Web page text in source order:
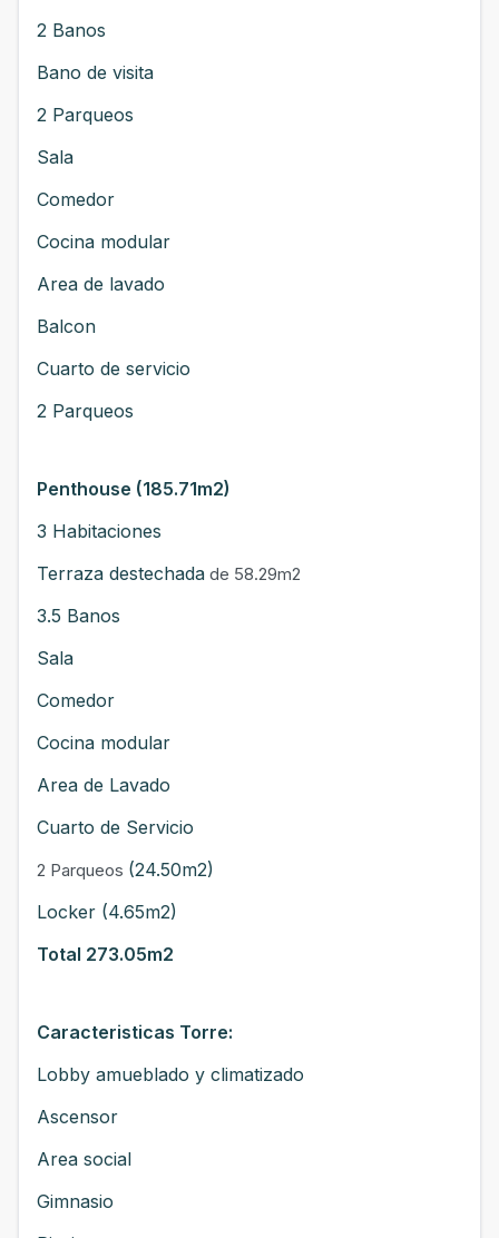
2 Banos
Bano de visita
2 Parqueos
Sala
Comedor
Cocina modular
Area de lavado
Balcon
Cuarto de servicio
2 Parqueos
Penthouse (185.71m2)
3 Habitaciones
Terraza destechada de 58.29m2
3.5 Banos
Sala
Comedor
Cocina modular
Area de Lavado
Cuarto de Servicio
2 Parqueos (24.50m2)
Locker (4.65m2)
Total 273.05m2
Caracteristicas Torre:
Lobby amueblado y climatizado
Ascensor
Area social
Gimnasio